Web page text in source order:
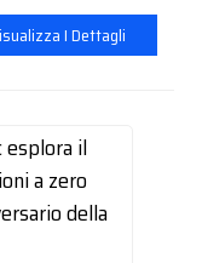
I Dettagli